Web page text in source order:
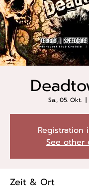
Sa., 05. Okt.
  |
Registration
See other
Zeit & Ort